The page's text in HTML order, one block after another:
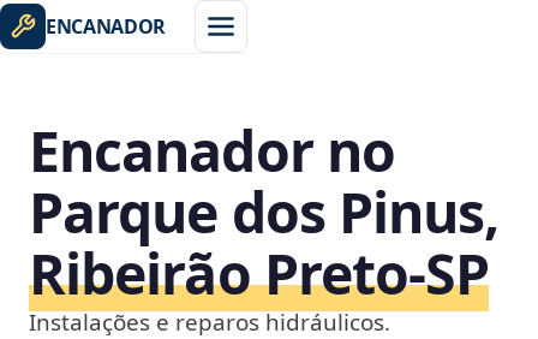
ENCANADOR
Encanador no
Parque dos Pinus,
Ribeirão Preto‑SP
Instalações e reparos hidráulicos.